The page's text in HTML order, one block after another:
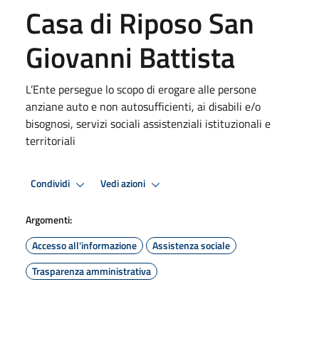
Casa di Riposo San
Giovanni Battista
L’Ente persegue lo scopo di erogare alle persone
anziane auto e non autosufficienti, ai disabili e/o
bisognosi, servizi sociali assistenziali istituzionali e
territoriali
Condividi Vedi azioni
Argomenti:
Accesso all'informazione
Assistenza sociale
Trasparenza amministrativa